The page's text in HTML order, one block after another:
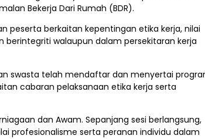
Bekerja Dari Rumah (BDR).
peserta berkaitan kepentingan etika kerja, nilai
walaupun dalam persekitaran kerja
swasta telah mendaftar dan menyertai
cabaran pelaksanaan etika kerja serta
dan Awam. Sepanjang sesi berlangsung,
profesionalisme serta peranan individu dalam